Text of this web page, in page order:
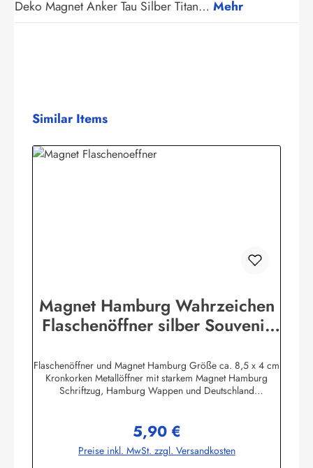
Deko Magnet Anker Tau Silber Titan… Mehr
Produktgalerie überspringen
Similar Items
Magnet Hamburg Wahrzeichen
Flaschenöffner silber Souvenir
Elbphilharmon
Flaschenöffner und Magnet Hamburg Größe ca. 8,5 x 4 cm
Kronkorken Metallöffner mit starkem Magnet Hamburg
Schriftzug, Hamburg Wappen und Deutschland
Regulärer Preis:
5,90 €
Preise inkl. MwSt. zzgl. Versandkosten